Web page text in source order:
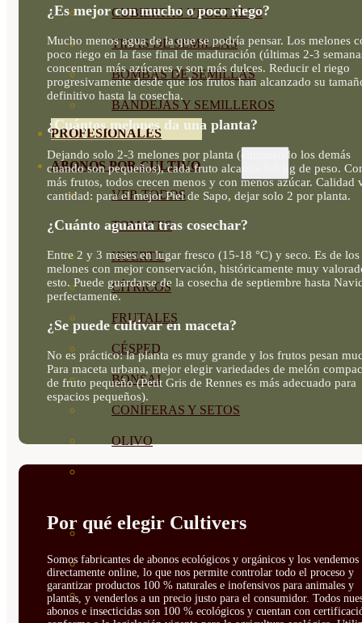
CUBIERTAS VEGETALES
TIRAS DE SEMILLAS
BOMBAS DE SEMILLAS
BANDEJAS Y SEMILLEROS
PROFESIONALES
ABONOS POR CULTIVO
VER TODOS
TOMATES
HUERTO
CÍTRICOS
FRUTALES
CÉSPED
BONSAI
CONÍFERAS Y SETOS
OLIVO
PLANTAS DE INTERIOR
ORQUIDEAS
ORNAMENTALES
¿Es mejor con mucho o poco riego?
Mucho menos agua de la que se podría pensar. Los melones
poco riego en la fase final de maduración (últimas 2-3
concentran más azúcares y son más dulces. Reducir el riego
progresivamente desde que los frutos han alcanzado su
definitivo hasta la cosecha.
¿Cuántos melones da una planta?
Dejando solo 2-3 melones por planta (eliminando los demás
cuando son pequeños), cada fruto alcanza 3-5 kg de peso.
más frutos, todos crecen menos y con menos azúcar. Calidad
cantidad: para el mejor Piel de Sapo, dejar solo 2 por planta.
¿Cuánto aguanta tras cosechar?
Entre 2 y 3 meses en lugar fresco (15-18 °C) y seco. Es de los
melones con mejor conservación, históricamente muy
esto. Puede guardarse de la cosecha de septiembre hasta
perfectamente.
¿Se puede cultivar en maceta?
No es práctico: la planta es muy grande y los frutos pesan
Para maceta urbana, mejor elegir variedades de melón
de fruto pequeño (Petit Gris de Rennes es más adecuado para
espacios pequeños).
Por qué elegir Cultivers
Somos fabricantes de abonos ecológicos y orgánicos y los vendemos
directamente online, lo que nos permite controlar todo el proceso y
garantizar productos 100 % naturales e inofensivos para animales y
plantas, y venderlos a un precio justo para el consumidor. Todos
abonos e insecticidas son 100 % ecológicos y cuentan con